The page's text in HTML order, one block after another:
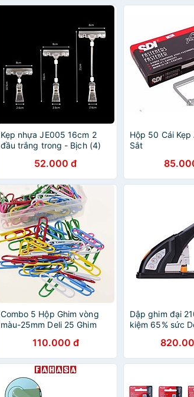
Kẹp nhựa JE005 16cm 2
đầu trắng trong - Bịch (4)
52.000 đ
Hộp 50 Cái Kẹp
Sắt
Combo 5 Hộp Ghim vòng
màu-25mm Deli 25 Ghim
tròn, nhiều màu
110.000 đ
Dập ghim đại
kiệm 65% sức
nhà in Máy dập